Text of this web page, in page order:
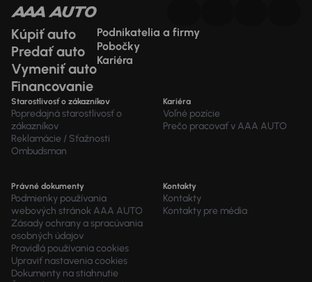
Kúpiť auto
Predať auto
Vymeniť auto
Financovanie
Podnikatelia a firmy
Pobočky
Kariéra
Starostlivosť o zákazníkov
Popredajná starostlivosť o
zákazníkov
Reklamácie / Sťažnosti
Ombudsman
Kariéra
Voľné pozície
Prečo pracovať v AAA AUTO
Právné dokumenty
Podmienky používania
webových stránok AAA AUTO
Zásady ochrany a spracúvania
osobných údajov
Pravidlá používania cookies
Upraviť nastavenia cookies
Dokumenty na stiahnutie
Kontakty
Kontakty
Kontakty pre média